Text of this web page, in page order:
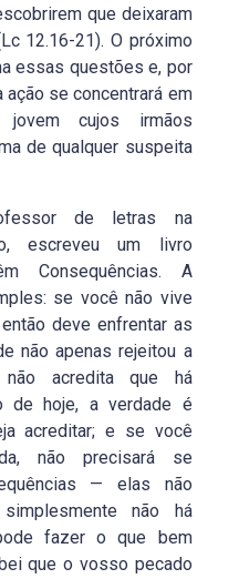
que deixaram
12.16-21). O próximo
essas questões e, por
ação se concentrará em
cujos irmãos
de qualquer suspeita
de letras na
escreveu um livro
Consequências. A
se você não vive
deve enfrentar as
não apenas rejeitou a
não acredita que há
de hoje, a verdade é
acreditar; e se você
não precisará se
— elas não
não há
fazer o que bem
que o vosso pecado